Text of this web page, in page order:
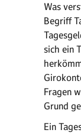
Was
Begriff
sich ein
Fragen
Grund
Ein